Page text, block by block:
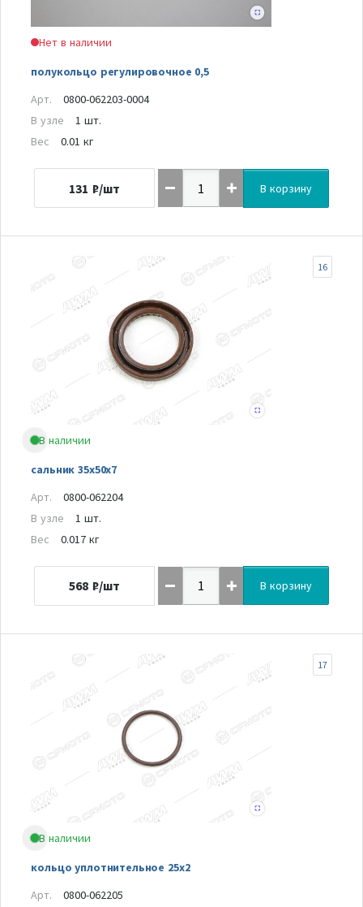
Нет в наличии
полукольцо регулировочное 0,5
Арт.
0800-062203-0004
В узле
1 шт.
Вес
0.01 кг
131 ₽/шт В корзину
В наличии
сальник 35х50х7
16
Арт.
0800-062204
В узле
1 шт.
Вес
0.017 кг
568 ₽/шт В корзину
В наличии
кольцо уплотнительное 25х2
17
Арт. 0800-062205